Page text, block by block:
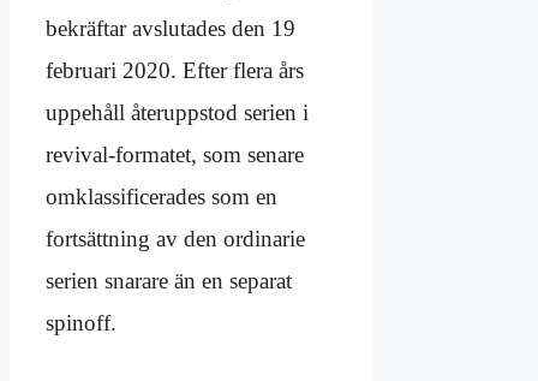
bekräftar avslutades den 19
februari 2020. Efter flera års
uppehåll återuppstod serien i
revival-formatet, som senare
omklassificerades som en
fortsättning av den ordinarie
serien snarare än en separat
spinoff.